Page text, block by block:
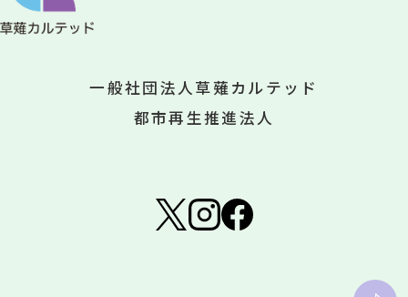
一般社団法人草薙カルテッド
都市再生推進法人